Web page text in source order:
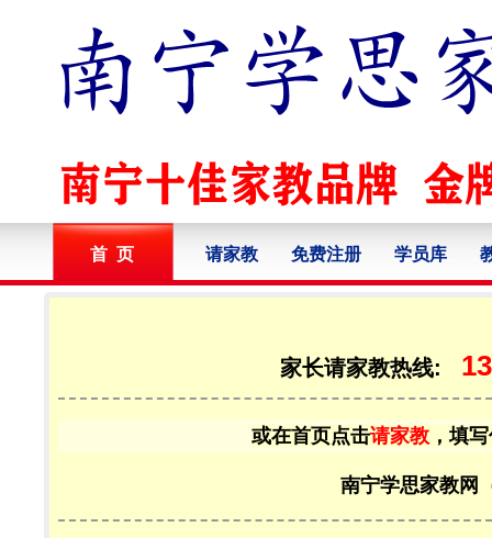
首 页 请家教 免费注册 学员库
家长请家教热线:
或在首页点击请家教 ，填
南宁学思家教网